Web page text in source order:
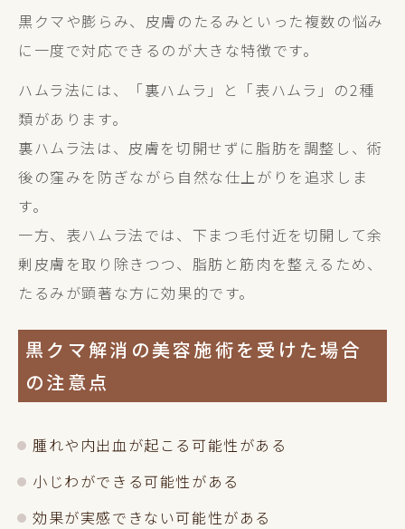
黒クマや膨らみ、皮膚のたるみといった複数の悩み
に一度で対応できるのが大きな特徴です。
ハムラ法には、「裏ハムラ」と「表ハムラ」の2種
類があります。
裏ハムラ法は、皮膚を切開せずに脂肪を調整し、術
後の窪みを防ぎながら自然な仕上がりを追求しま
す。
一方、表ハムラ法では、下まつ毛付近を切開して余
剰皮膚を取り除きつつ、脂肪と筋肉を整えるため、
たるみが顕著な方に効果的です。
黒クマ解消の美容施術を受けた場合
の注意点
腫れや内出血が起こる可能性がある
小じわができる可能性がある
効果が実感できない可能性がある